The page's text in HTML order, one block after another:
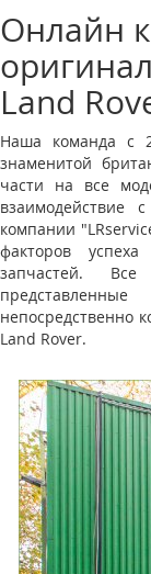
Онлайн
Land
Наша команда с
знаменитой
части на все
взаимодействие
компании
факторов
запчастей.
непосредственно
Land Rover.